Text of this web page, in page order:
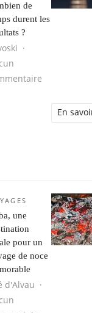
de
durent les
?
sur Fils
En
une
pour un
de noce
d'Alvau